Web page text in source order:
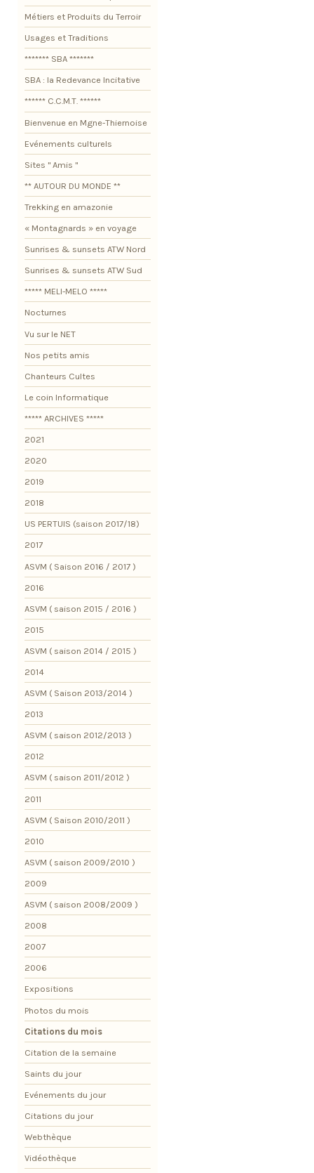
Métiers et Produits du Terroir
Usages et Traditions
******* SBA *******
SBA : la Redevance Incitative
****** C.C.M.T. ******
Bienvenue en Mgne-Thiernoise
Evénements culturels
Sites " Amis "
** AUTOUR DU MONDE **
Trekking en amazonie
« Montagnards » en voyage
Sunrises & sunsets ATW Nord
Sunrises & sunsets ATW Sud
***** MELI-MELO *****
Nocturnes
Vu sur le NET
Nos petits amis
Chanteurs Cultes
Le coin Informatique
***** ARCHIVES *****
2021
2020
2019
2018
US PERTUIS (saison 2017/18)
2017
ASVM ( Saison 2016 / 2017 )
2016
ASVM ( saison 2015 / 2016 )
2015
ASVM ( saison 2014 / 2015 )
2014
ASVM ( Saison 2013/2014 )
2013
ASVM ( saison 2012/2013 )
2012
ASVM ( saison 2011/2012 )
2011
ASVM ( Saison 2010/2011 )
2010
ASVM ( saison 2009/2010 )
2009
ASVM ( saison 2008/2009 )
2008
2007
2006
Expositions
Photos du mois
Citations du mois
Citation de la semaine
Saints du jour
Evénements du jour
Citations du jour
Webthèque
Vidéothèque